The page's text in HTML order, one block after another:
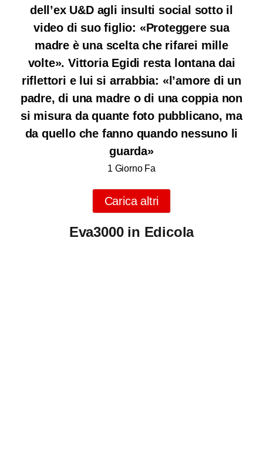
dell’ex U&D agli insulti social sotto il
video di suo figlio: «Proteggere sua
madre è una scelta che rifarei mille
volte». Vittoria Egidi resta lontana dai
riflettori e lui si arrabbia: «l’amore di un
padre, di una madre o di una coppia non
si misura da quante foto pubblicano, ma
da quello che fanno quando nessuno li
guarda»
1 Giorno Fa
Carica altri
Eva3000 in Edicola